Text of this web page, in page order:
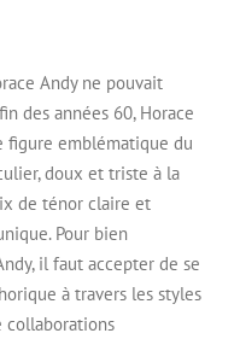
Andy ne pouvait
des années 60, Horace
figure emblématique du
doux et triste à la
de ténor claire et
Pour bien
il faut accepter de se
à travers les styles
collaborations